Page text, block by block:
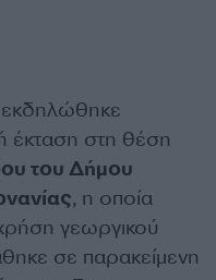
εκδηλώθηκε
έκταση στη θέση
του Δήμου
, η οποία
γεωργικού
σε παρακείμενη